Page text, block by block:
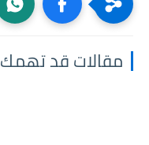
مقالات قد تهمك